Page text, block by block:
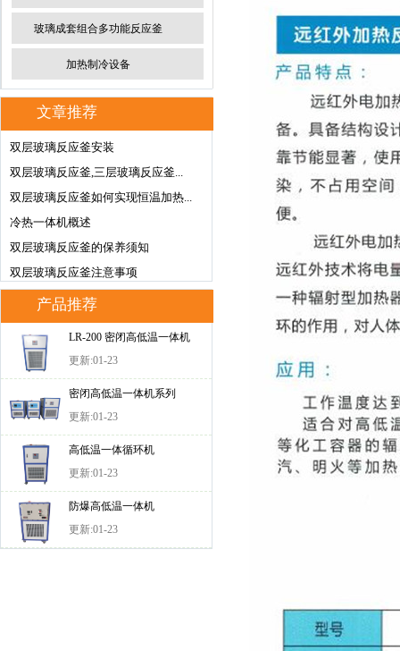
玻璃成套组合多功能反应釜
加热制冷设备
文章推荐
双层玻璃反应釜安装
双层玻璃反应釜,三层玻璃反应釜...
双层玻璃反应釜如何实现恒温加热...
冷热一体机概述
双层玻璃反应釜的保养须知
双层玻璃反应釜注意事项
产品推荐
LR-200 密闭高低温一体机
更新:01-23
密闭高低温一体机系列
更新:01-23
高低温一体循环机
更新:01-23
防爆高低温一体机
更新:01-23